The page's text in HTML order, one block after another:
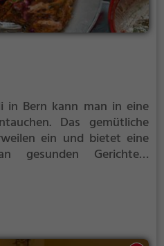
in Bern kann man in eine
Das gemütliche
ein und bietet eine
gesunden Gerichten,
und die entspannte
alleine, zu zweit oder in